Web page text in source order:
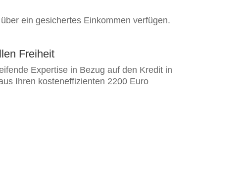
ein gesichertes Einkommen verfügen.
Freiheit
Expertise in Bezug auf den Kredit in
Ihren kosteneffizienten 2200 Euro